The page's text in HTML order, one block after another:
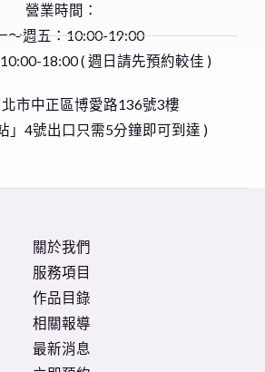
營業時間：
～週五：10:00-19:00
18:00 ( 週日請先預約較佳 )
市中正區博愛路136號3樓
」4號出口只需5分鐘即可到達 )
關於我們
服務項目
作品目錄
相關報導
最新消息